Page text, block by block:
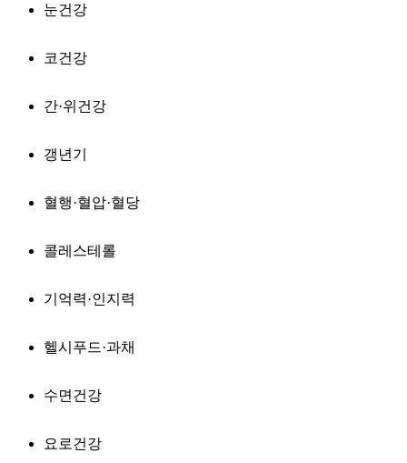
눈건강
코건강
간·위건강
갱년기
혈행·혈압·혈당
콜레스테롤
기억력·인지력
헬시푸드·과채
수면건강
요로건강